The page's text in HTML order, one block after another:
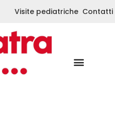
Visite pediatriche Contatti